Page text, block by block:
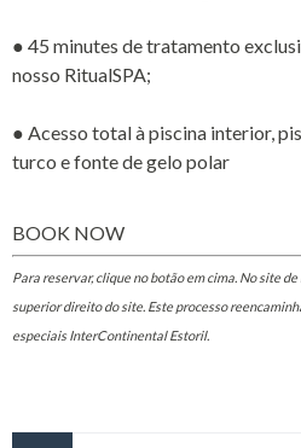
● 45 minutes de tratamento
nosso RitualSPA;
● Acesso total à piscina interior,
turco e fonte de gelo polar
BOOK NOW
Para reservar, clique no botão em cima. No site
superior direito do site. Este processo
especiais InterContinental Estoril.